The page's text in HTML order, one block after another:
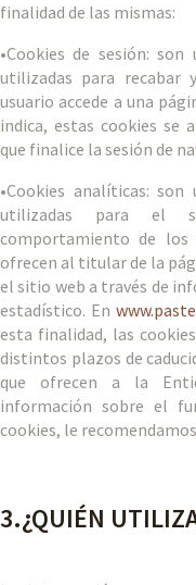
finalidad de las mismas:
•Cookies de sesión:
utilizadas para recabar
usuario accede a una
indica, estas cookies se
que finalice la sesión de
•Cookies analíticas:
utilizadas para el
comportamiento de los
ofrecen al titular de la
el sitio web a través de
estadístico. En
esta finalidad, las
distintos plazos de
que ofrecen a la
información sobre el
cookies, le
3.¿QUIÉN